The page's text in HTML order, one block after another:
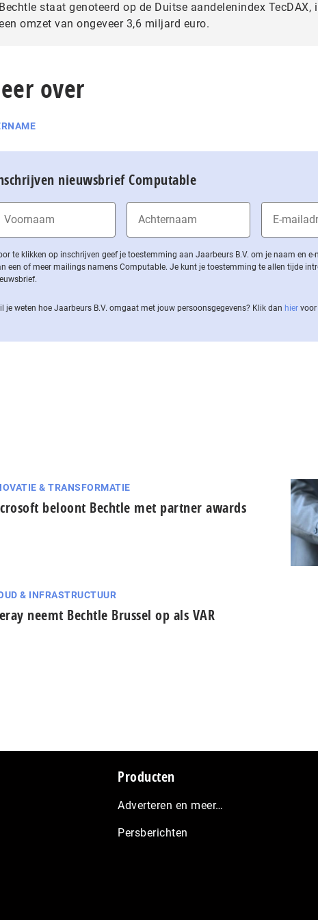
Bechtle staat genoteerd op de Duitse aandelenindex TecDAX,
omzet van ongeveer 3,6 miljard euro.
over
nieuwsbrief Computable
te klikken op inschrijven geef je toestemming aan Jaarbeurs B.V. om je naam en
een of meer mailings namens Computable. Je kunt je toestemming te allen tijde
je weten hoe Jaarbeurs B.V. omgaat met jouw per­soons­ge­ge­vens? Klik dan hier
& TRANSFORMATIE
beloont Bechtle met partner awards
& INFRASTRUCTUUR
neemt Bechtle Brussel op als VAR
Producten
Adverteren en meer…
Persberichten